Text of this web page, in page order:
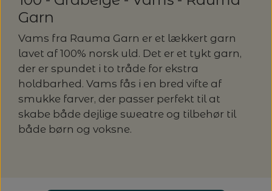
PASCUALI: NEPAL - SPAR 20%
PASCULI: SUAVE - SPAR 20%
POMP STITCH - BRODERI - SPAR 30-35%
PÅ ALLE KITS
LANG YARNS
MONDIAL
PASCUALI
LENE HOLME SAMSØE - LEKNIT
MY FAVOURITE THINGS KNITWEAR
OTHER LOOPS
MASKEWIRES
MÅLEBÅND / PINDEMÅLERE
OPSKRIFTHOLDER FRA KNITPRO -
Garn
Vams fra Rauma Garn er et lækkert garn
lavet af 100% norsk uld. Det er et tykt garn,
der er spundet i to tråde for ekstra
holdbarhed. Vams fås i en bred vifte af
smukke farver, der passer perfekt til at
skabe både dejlige sweatre og tilbehør til
både børn og voksne.